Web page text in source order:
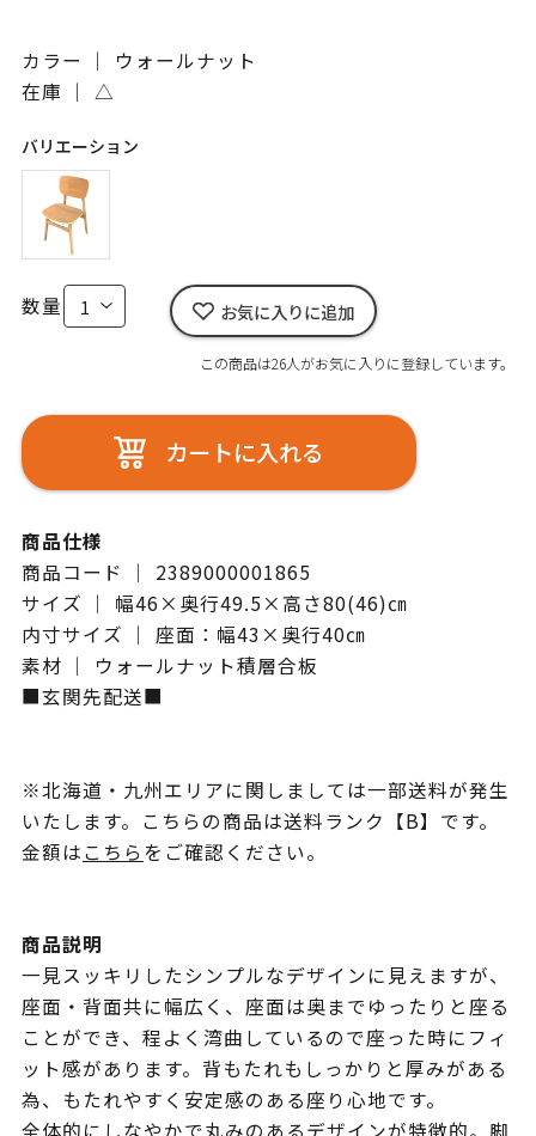
カラー ｜ ウォールナット
在庫 ｜ △
バリエーション
数量 お気に入りに追加
この商品は26人がお気に入りに登録しています。
カートに入れる
商品仕様
商品コード ｜ 2389000001865
サイズ ｜ 幅46×奥行49.5×高さ80(46)㎝
内寸サイズ ｜ 座面：幅43×奥行40㎝
素材 ｜ ウォールナット積層合板
■玄関先配送■
※北海道・九州エリアに関しましては一部送料が発生
いたします。こちらの商品は送料ランク【B】です。
金額はこちらをご確認ください。
商品説明
一見スッキリしたシンプルなデザインに見えますが、
座面・背面共に幅広く、座面は奥までゆったりと座る
ことができ、程よく湾曲しているので座った時にフィ
ット感があります。背もたれもしっかりと厚みがある
為、もたれやすく安定感のある座り心地です。